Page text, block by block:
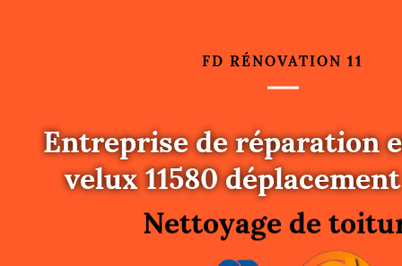
FD RÉNOVATION 11
Entreprise de réparation
velux 11580
Urgence fuite
Changement de
Nettoyage de